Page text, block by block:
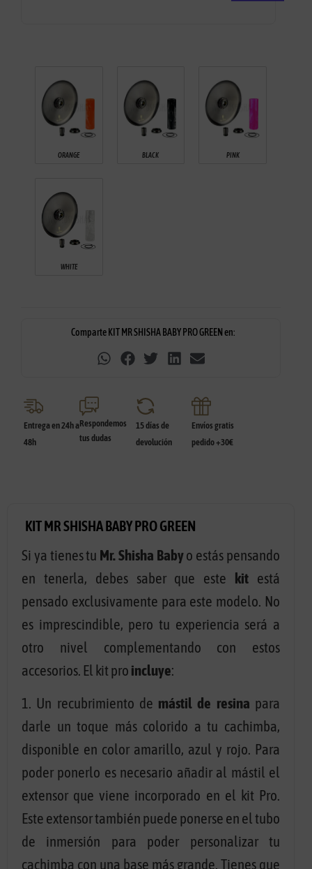
ORANGE BLACK PINK
WHITE
Entrega en 24h a
48h
Respondemos
tus dudas
15 días de
devolución
Envíos gratis
pedido +30€
Comparte KIT MR SHISHA BABY PRO GREEN en:
KIT MR SHISHA BABY PRO GREEN
Si ya tienes tu Mr. Shisha Babyo estás pensando
en tenerla, debes saber que este
kit está
pensado exclusivamente para este modelo. No
es imprescindible, pero tu experiencia será a
otro nivel complementando con estos
accesorios. El kit pro incluye:
1. Un recubrimiento de mástil de resina para
darle un toque más colorido a tu cachimba,
disponible en color amarillo, azul y rojo. Para
poder ponerlo es necesario añadir al mástil el
extensor que viene incorporado en el kit Pro.
Este extensor también puede ponerse en el tubo
de inmersión para poder personalizar tu
cachimba con una base más grande. Tienes que